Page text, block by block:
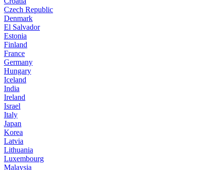
Czech Republic
Denmark
El Salvador
Estonia
Finland
France
Germany
Hungary
Iceland
India
Ireland
Israel
Italy
Japan
Korea
Latvia
Lithuania
Luxembourg
Malaysia